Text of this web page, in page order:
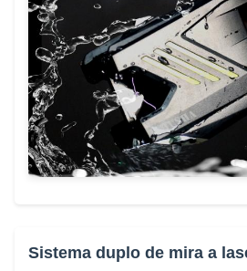
Sistema duplo de mira a